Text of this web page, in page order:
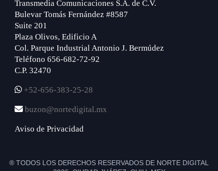
Transmedia Comunicaciones S.A. de C.V.
Bulevar Tomás Fernández #8587
Suite 201
Plaza Olivos, Edificio A
Col. Parque Industrial Antonio J. Bermúdez
Teléfono 656-682-72-92
C.P. 32470
+52-656-383-25-28
buzon@nortedigital.mx
Aviso de Privacidad
® TODOS LOS DERECHOS RESERVADOS DE NORTE DIGITAL